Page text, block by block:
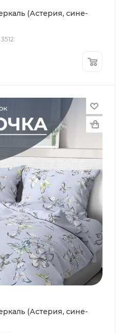
(Астерия, сине-
(Астерия, сине-